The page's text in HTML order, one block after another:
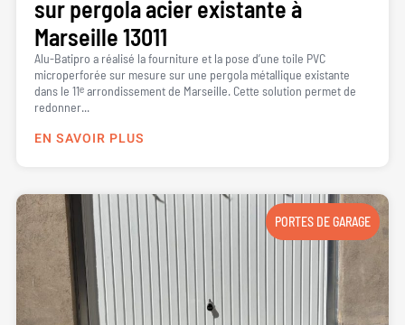
sur pergola acier existante à
Marseille 13011
Alu-Batipro a réalisé la fourniture et la pose d’une toile PVC
microperforée sur mesure sur une pergola métallique existante
dans le 11ᵉ arrondissement de Marseille. Cette solution permet de
redonner...
EN SAVOIR PLUS
PORTES DE GARAGE